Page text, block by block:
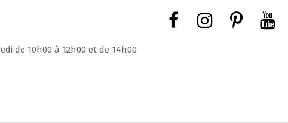
de 10h00 à 12h00 et de 14h00